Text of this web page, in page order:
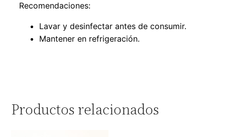
Recomendaciones:
Lavar y desinfectar antes de consumir.
Mantener en refrigeración.
Productos relacionados